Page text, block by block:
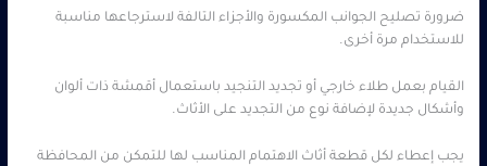
ضرورة تصليح الجوانب المكسورة والأجزاء التالفة لاسترجاعها مناسبة
للاستخدام مرة أخرى.
القيام بعمل طلاء خارجي أو تجديد التنجيد باستعمال أقمشة ذات ألوان
وأشكال جديدة لإضافة نوع من التجديد على الأثاث.
يجب إعطاء لكل قطعة أثاث الاهتمام المناسب لها للتمكن من المحافظة